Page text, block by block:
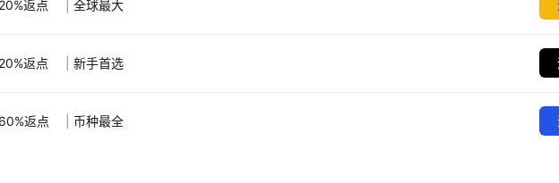
20%返点 全球最大
20%返点 新手首选
60%返点 币种最全